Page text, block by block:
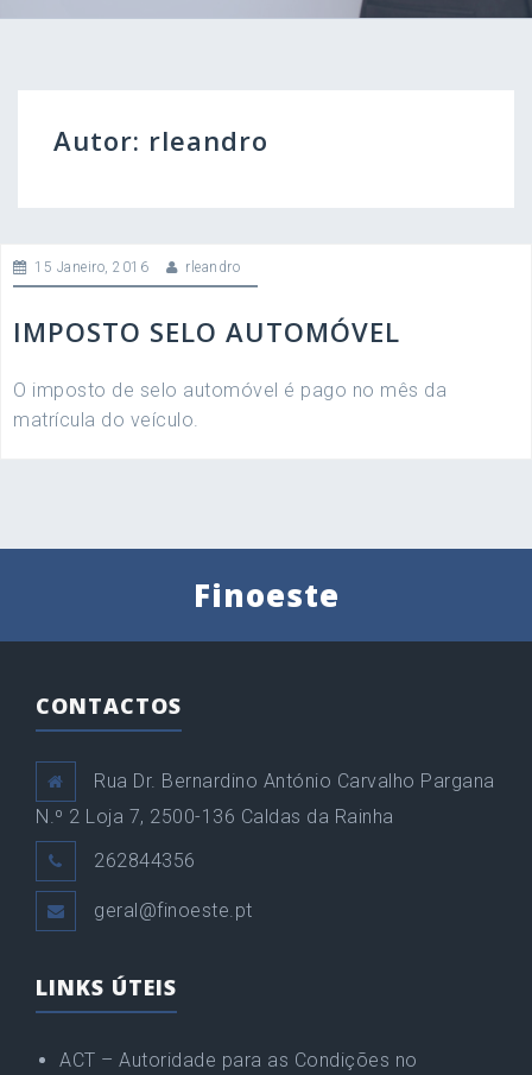
Autor: rleandro
15 Janeiro, 2016 rleandro
IMPOSTO SELO AUTOMÓVEL
O imposto de selo automóvel é pago no mês da
matrícula do veículo.
Finoeste
CONTACTOS
Rua Dr. Bernardino António Carvalho Pargana
N.º 2 Loja 7, 2500-136 Caldas da Rainha
262844356
geral@finoeste.pt
LINKS ÚTEIS
ACT – Autoridade para as Condições no